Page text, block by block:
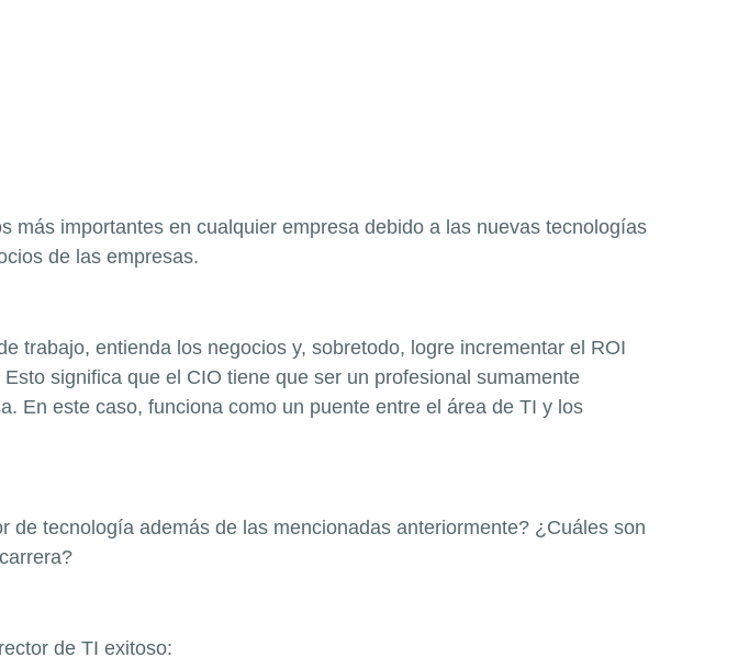
importantes en cualquier empresa debido a las nuevas tecnologías
de las empresas.
trabajo, entienda los negocios y, sobretodo, logre incrementar el ROI
significa que el CIO tiene que ser un profesional sumamente
En este caso, funciona como un puente entre el área de TI y los
tecnología además de las mencionadas anteriormente? ¿Cuáles son
de TI exitoso: